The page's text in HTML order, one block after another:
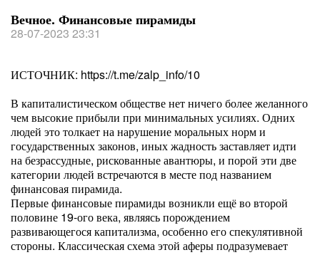
Вечное. Финансовые пирамиды
28-07-2023 23:31
ИСТОЧНИК: https://t.me/zalp_info/10
В капиталистическом обществе нет ничего более желанного
чем высокие прибыли при минимальных усилиях. Одних
людей это толкает на нарушение моральных норм и
государственных законов, иных жадность заставляет идти
на безрассудные, рискованные авантюры, и порой эти две
категории людей встречаются в месте под названием
финансовая пирамида.
Первые финансовые пирамиды возникли ещё во второй
половине 19-ого века, являясь порождением
развивающегося капитализма, особенно его спекулятивной
стороны. Классическая схема этой аферы подразумевает